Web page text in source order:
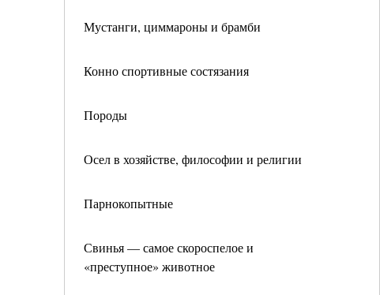
Мустанги, циммароны и брамби
Конно спортивные состязания
Породы
Осел в хозяйстве, философии и религии
Парнокопытные
Свинья — самое скороспелое и
«преступное» животное